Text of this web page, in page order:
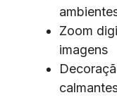
Zoom
imagens